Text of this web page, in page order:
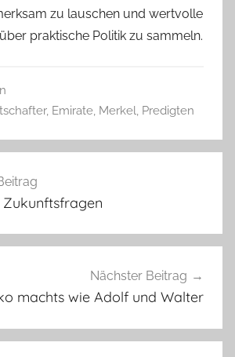
zu lauschen und wertvolle
praktische Politik zu sammeln.
, Emirate, Merkel, Predigten
Nächster Beitrag
machts wie Adolf und Walter